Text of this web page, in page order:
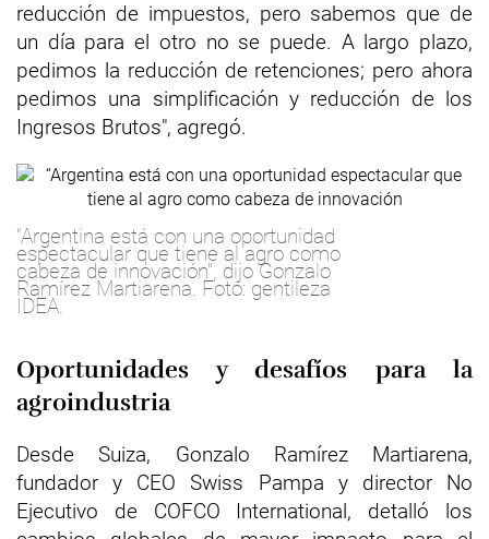
reducción de impuestos, pero sabemos que de
un día para el otro no se puede. A largo plazo,
pedimos la reducción de retenciones; pero ahora
pedimos una simplificación y reducción de los
Ingresos Brutos", agregó.
“Argentina está con una oportunidad
espectacular que tiene al agro como
cabeza de innovación", dijo Gonzalo
Ramírez Martiarena. Foto: gentileza
IDEA.
Oportunidades y desafíos para la
agroindustria
Desde Suiza, Gonzalo Ramírez Martiarena,
fundador y CEO Swiss Pampa y director No
Ejecutivo de COFCO International, detalló los